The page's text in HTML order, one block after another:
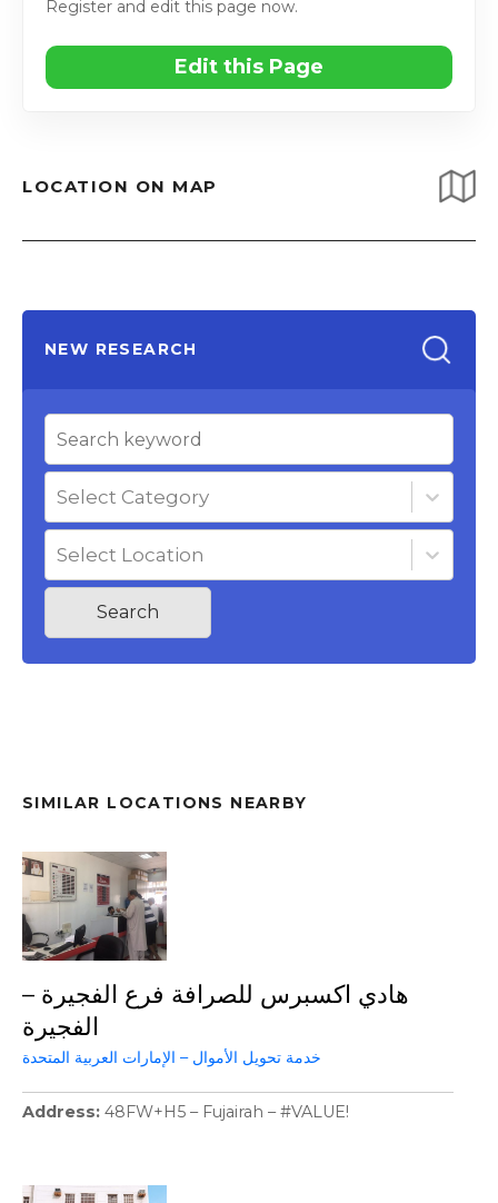
Register and edit this page now.
Edit this Page
LOCATION ON MAP
NEW RESEARCH
Select Category
Select Location
Search
SIMILAR LOCATIONS NEARBY
هادي اكسبرس للصرافة فرع الفجيرة –
الفجيرة
خدمة تحويل الأموال – الإمارات العربية المتحدة
Address 48FW+H5 – Fujairah – #VALUE!